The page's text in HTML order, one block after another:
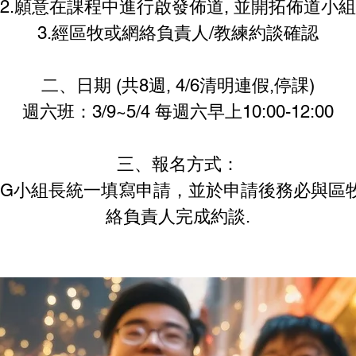
2.願意在課程中進行啟發佈道, 並開拓佈道小組
3.經區牧或網絡負責人/教練約談確認
二、日期 (共8週, 4/6清明連假,停課)
週六班：3/9~5/4 每週六早上10:00-12:00
三、報名方式：
小組長統一填寫申請，並於申請後務必與區